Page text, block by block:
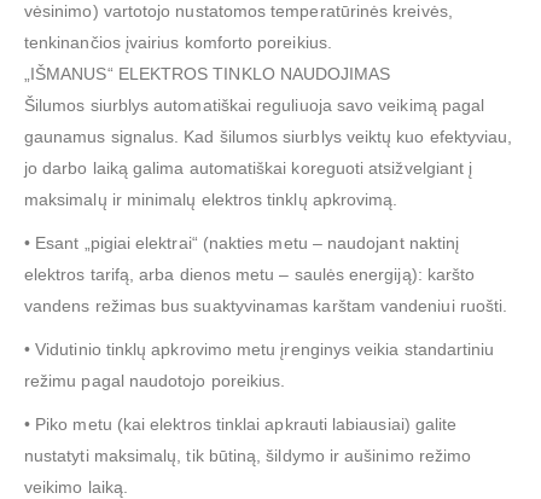
vėsinimo) vartotojo nustatomos temperatūrinės kreivės,
tenkinančios įvairius komforto poreikius.
„IŠMANUS“ ELEKTROS TINKLO NAUDOJIMAS
Šilumos siurblys automatiškai reguliuoja savo veikimą pagal
gaunamus signalus. Kad šilumos siurblys veiktų kuo efektyviau,
jo darbo laiką galima automatiškai koreguoti atsižvelgiant į
maksimalų ir minimalų elektros tinklų apkrovimą.
• Esant „pigiai elektrai“ (nakties metu – naudojant naktinį
elektros tarifą, arba dienos metu – saulės energiją): karšto
vandens režimas bus suaktyvinamas karštam vandeniui ruošti.
• Vidutinio tinklų apkrovimo metu įrenginys veikia standartiniu
režimu pagal naudotojo poreikius.
• Piko metu (kai elektros tinklai apkrauti labiausiai) galite
nustatyti maksimalų, tik būtiną, šildymo ir aušinimo režimo
veikimo laiką.